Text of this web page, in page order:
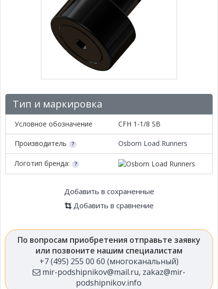
Тип и маркировка
Условное обозначение CFH 1-1/8 SB
Производитель Osborn Load Runners
Логотип бренда:
Добавить в сохраненные
Добавить в сравнение
По вопросам приобретения отправьте заявку
или позвоните нашим специалистам
+7 (495) 255 00 60 (многоканальный)
mir-podshipnikov@mail.ru, zakaz@mir-
podshipnikov.info